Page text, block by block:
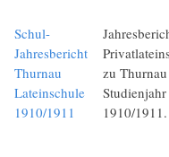
Schul-
Jahresbericht
Thurnau
Lateinschule
1910/1911
zu
Studienjahr
1910/1911.